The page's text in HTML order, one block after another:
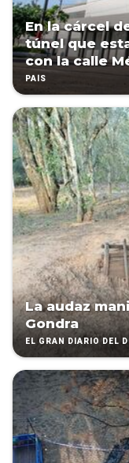
En la cárcel
túnel que
con la calle
PAÍS
La audaz
Gondra
EL GRAN DIARIO DEL